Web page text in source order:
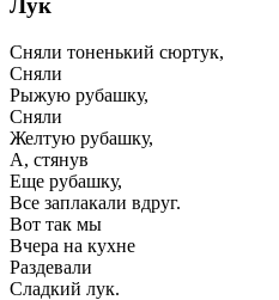
Лук
Сняли тоненький сюртук,
Сняли
Рыжую рубашку,
Сняли
Желтую рубашку,
А, стянув
Еще рубашку,
Все заплакали вдруг.
Вот так мы
Вчера на кухне
Раздевали
Сладкий лук.